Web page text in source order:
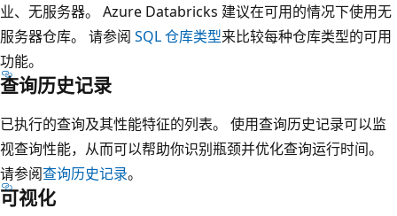
业、无服务器。 Azure Databricks 建议在可用的情况下使用无
服务器仓库。 请参阅 SQL 仓库类型来比较每种仓库类型的可用
功能。
查询历史记录
已执行的查询及其性能特征的列表。 使用查询历史记录可以监
视查询性能，从而可以帮助你识别瓶颈并优化查询运行时间。
请参阅查询历史记录。
可视化